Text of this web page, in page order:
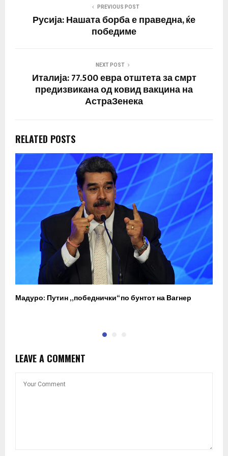
PREVIOUS POST
Русија: Нашата борба е праведна, ќе
победиме
NEXT POST
Италија: 77.500 евра отштета за смрт
предизвикана од ковид вакцина на
АстраЗенека
RELATED POSTS
Мадуро: Путин „победнички“ по бунтот на Вагнер
LEAVE A COMMENT